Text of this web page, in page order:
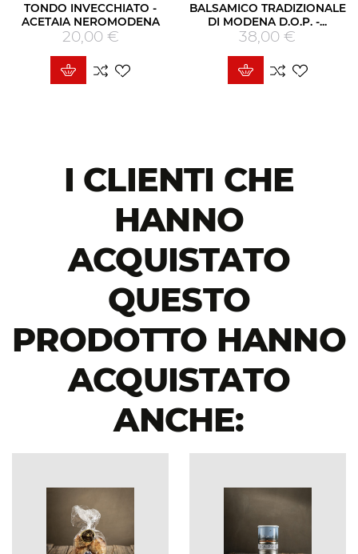
TONDO INVECCHIATO -
ACETAIA NEROMODENA
Prezzo
20,00 €
BALSAMICO TRADIZIONALE
DI MODENA D.O.P. -...
Prezzo
38,00 €
I CLIENTI CHE
HANNO
ACQUISTATO
QUESTO
PRODOTTO HANNO
ACQUISTATO
ANCHE: